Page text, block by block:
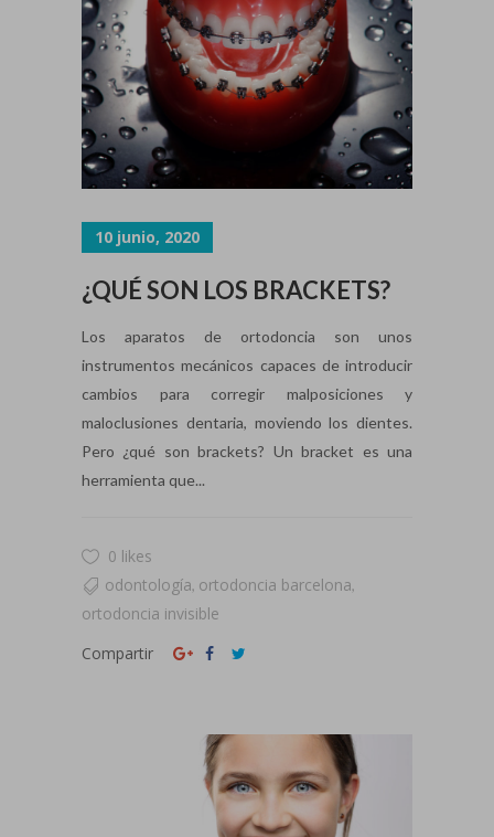
10 junio, 2020
¿QUÉ SON LOS BRACKETS?
Los aparatos de ortodoncia son unos
instrumentos mecánicos capaces de introducir
cambios para corregir malposiciones y
maloclusiones dentaria, moviendo los dientes.
Pero ¿qué son brackets? Un bracket es una
herramienta que...
0 likes
odontología, ortodoncia barcelona,
ortodoncia invisible
Compartir